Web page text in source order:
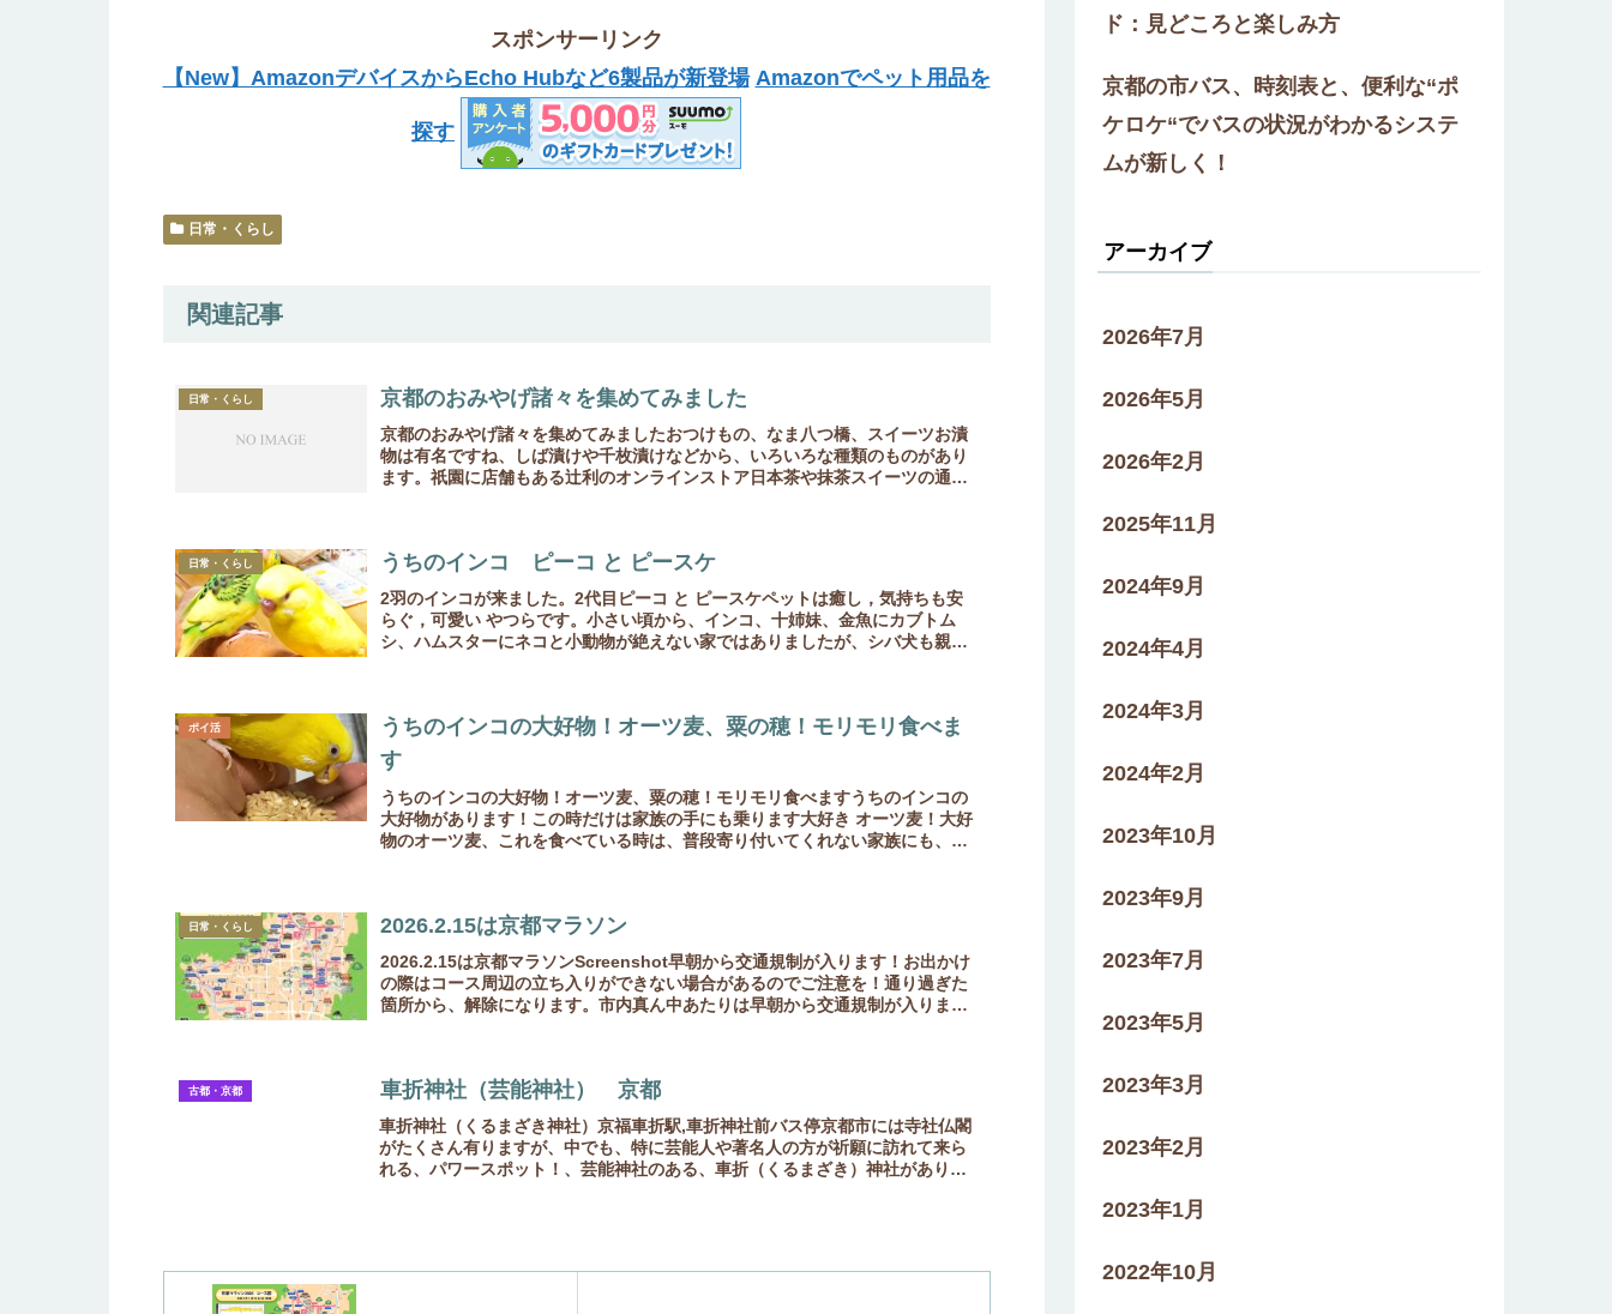
スポンサーリンク
【New】AmazonデバイスからEcho Hubなど6製品が新登場 Amazonでペット用品を
探す
日常・くらし
関連記事
日常・くらし 京都のおみやげ諸々を集めてみました
京都のおみやげ諸々を集めてみましたおつけもの、なま八つ橋、スイーツお漬
物は有名ですね、しば漬けや千枚漬けなどから、いろいろな種類のものがあり
ます。祇園に店舗もある辻利のオンラインストア日本茶や抹茶スイーツの通販
日常・くらし うちのインコ ピーコ と ピースケ
2羽のインコが来ました。2代目ピーコ と ピースケペットは癒し，気持ちも安
らぐ，可愛い やつらです。小さい頃から、インコ、十姉妹、金魚にカブトム
シ、ハムスターにネコと小動物が絶えない家ではありましたが、シバ犬も親戚
ポイ活
うちのインコの大好物！オーツ麦、粟の穂！モリモリ食べま
す
うちのインコの大好物！オーツ麦、粟の穂！モリモリ食べますうちのインコの
大好物があります！この時だけは家族の手にも乗ります大好き オーツ麦！大好
物のオーツ麦、これを食べている時は、普段寄り付いてくれない家族にも、こ
日常・くらし 2026.2.15は京都マラソン
2026.2.15は京都マラソンScreenshot早朝から交通規制が入ります！お出かけ
の際はコース周辺の立ち入りができない場合があるのでご注意を！通り過ぎた
箇所から、解除になります。市内真ん中あたりは早朝から交通規制が入りま
古都・京都 車折神社（芸能神社） 京都
車折神社（くるまざき神社）京福車折駅,車折神社前バス停京都市には寺社仏閣
がたくさん有りますが、中でも、特に芸能人や著名人の方が祈願に訪れて来ら
れる、パワースポット！、芸能神社のある、車折（くるまざき）神社がありま
ド：見どころと楽しみ方
京都の市バス、時刻表と、便利な“ポ
ケロケ“でバスの状況がわかるシステ
ムが新しく！
アーカイブ
2026年7月
2026年5月
2026年2月
2025年11月
2024年9月
2024年4月
2024年3月
2024年2月
2023年10月
2023年9月
2023年7月
2023年5月
2023年3月
2023年2月
2023年1月
2022年10月